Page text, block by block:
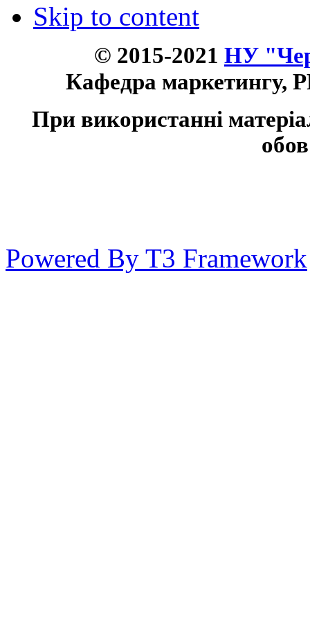
Skip to content
© 2015-2021 НУ
Кафедра маркетингу,
При використанні
Powered By T3 Framework